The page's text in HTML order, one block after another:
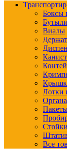
Боксы
Виалы
Лотки
Стойки
Все